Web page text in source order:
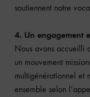
soutiennent notre
4. Un engagement
Nous avons accueilli
un mouvement
multigénérationnel et
ensemble selon